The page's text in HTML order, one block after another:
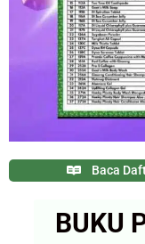
Baca
BUKU